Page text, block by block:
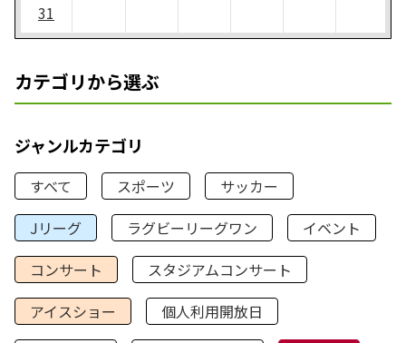
31
カテゴリから選ぶ
ジャンルカテゴリ
すべて スポーツ
サッカー
Jリーグ
ラグビーリーグワン
イベント
コンサート
スタジアムコンサート
アイスショー
個人利用開放日